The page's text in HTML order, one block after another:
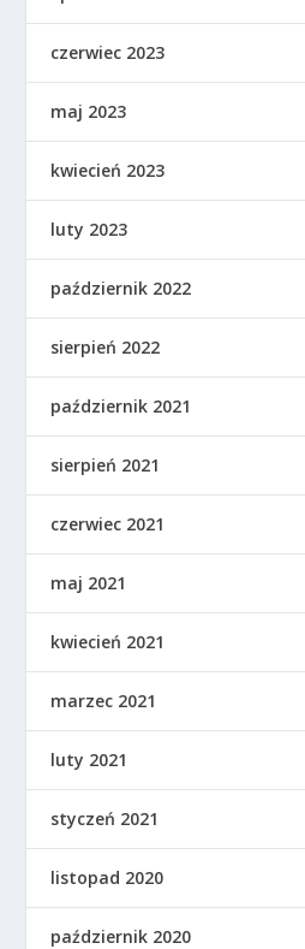
czerwiec 2023
maj 2023
kwiecień 2023
luty 2023
październik 2022
sierpień 2022
październik 2021
sierpień 2021
czerwiec 2021
maj 2021
kwiecień 2021
marzec 2021
luty 2021
styczeń 2021
listopad 2020
październik 2020